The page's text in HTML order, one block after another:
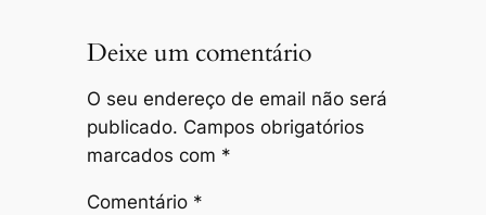
Deixe um comentário
O seu endereço de email não será
publicado. Campos obrigatórios
marcados com *
Comentário *